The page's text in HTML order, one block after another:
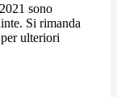
sono
Si rimanda
ulteriori